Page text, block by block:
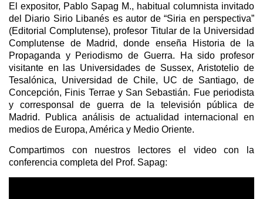
El expositor, Pablo Sapag M., habitual columnista invitado
del Diario Sirio Libanés es autor de “Siria en perspectiva”
(Editorial Complutense), profesor Titular de la Universidad
Complutense de Madrid, donde enseña Historia de la
Propaganda y Periodismo de Guerra. Ha sido profesor
visitante en las Universidades de Sussex, Aristotelio de
Tesalónica, Universidad de Chile, UC de Santiago, de
Concepción, Finis Terrae y San Sebastián. Fue periodista
y corresponsal de guerra de la televisión pública de
Madrid. Publica análisis de actualidad internacional en
medios de Europa, América y Medio Oriente.
Compartimos con nuestros lectores el video con la
conferencia completa del Prof. Sapag: